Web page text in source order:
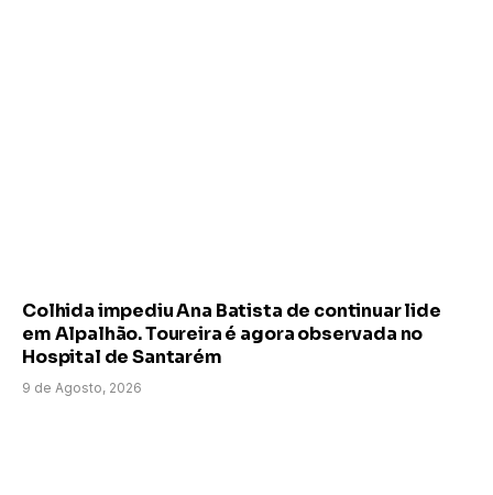
Colhida impediu Ana Batista de continuar lide
em Alpalhão. Toureira é agora observada no
Hospital de Santarém
9 de Agosto, 2026